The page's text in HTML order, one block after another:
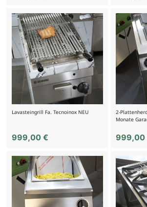
Lavasteingrill Fa. Tecnoinox NEU
999,00 €
2-
Monate
999,00